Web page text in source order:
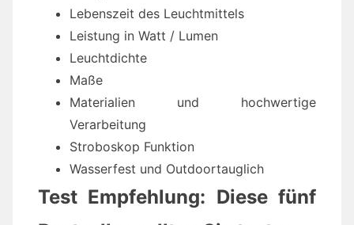
Lebenszeit des Leuchtmittels
Leistung in Watt / Lumen
Leuchtdichte
Maße
Materialien und hochwertige
Verarbeitung
Stroboskop Funktion
Wasserfest und Outdoortauglich
Test Empfehlung: Diese fünf